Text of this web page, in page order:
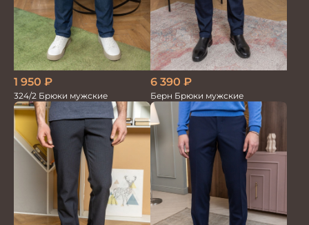
1 950 ₽
324/2 Брюки мужские
6 390 ₽
Берн Брюки мужские